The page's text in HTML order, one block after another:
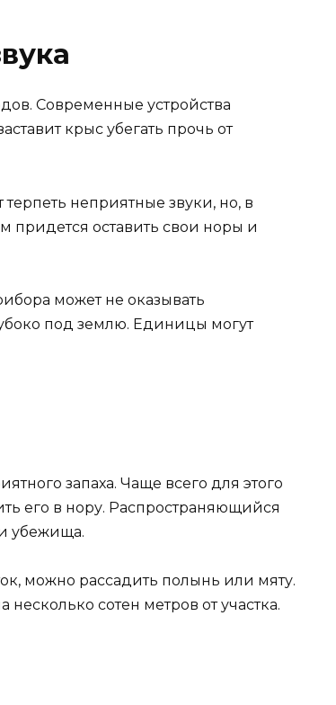
Современные устройства
крыс убегать прочь от
неприятные звуки, но, в
придется оставить свои норы и
может не оказывать
под землю. Единицы могут
запаха. Чаще всего для этого
его в нору. Распространяющийся
убежища.
можно рассадить полынь или мяту.
сотен метров от участка.